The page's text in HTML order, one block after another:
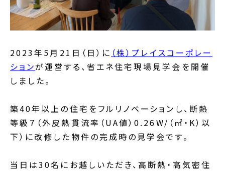
2023年5月21日（日）に （株）プレイスコーポレー
ションが運営する、省エネ住宅現場見学会を開催
しました。
築40年以上の住宅をフルリノベーションし、断熱
等級７（外皮熱貫流率（UA値）0.26W/（㎡・K）以
下）に改修した物件の完成時の見学会です。
当日は30名にお越しいただき、高断熱・高気密住